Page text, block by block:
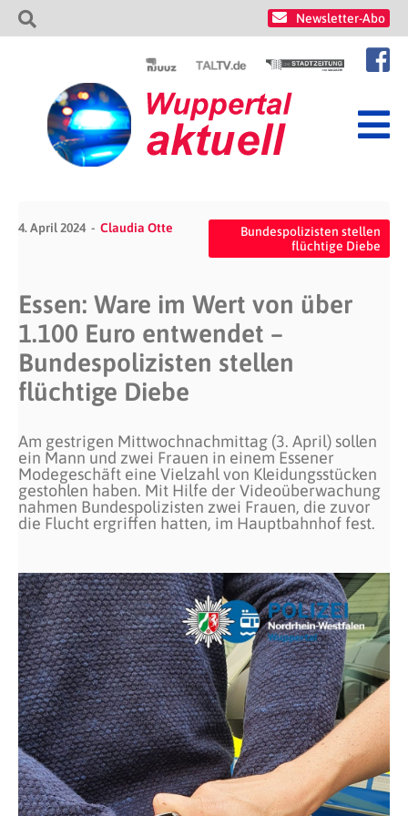
Newsletter-Abo
4. April 2024 Claudia Otte
Bundespolizisten stellen
flüchtige Diebe
Essen: Ware im Wert von über
1.100 Euro entwendet –
Bundespolizisten stellen
flüchtige Diebe
Am gestrigen Mittwochnachmittag (3. April) sollen
ein Mann und zwei Frauen in einem Essener
Modegeschäft eine Vielzahl von Kleidungsstücken
gestohlen haben. Mit Hilfe der Videoüberwachung
nahmen Bundespolizisten zwei Frauen, die zuvor
die Flucht ergriffen hatten, im Hauptbahnhof fest.